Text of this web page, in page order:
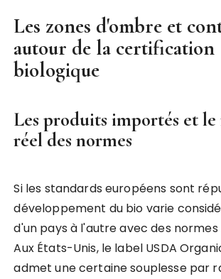
Les zones d'ombre et
autour de la certification
biologique
Les produits importés et le
réel des normes
Si les standards européens sont
développement du bio varie
d'un pays à l'autre avec des
Aux États-Unis, le label USDA
admet une certaine souplesse par